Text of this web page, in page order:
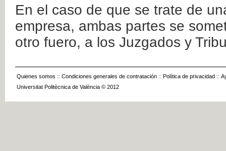
En el caso de que se trate de
empresa, ambas partes se
otro fuero, a los Juzgados y
Quienes somos :: Condiciones generales de contratación :: Política de privacidad ::
Universitat Politècnica de València © 2012